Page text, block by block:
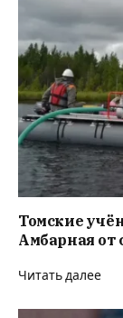
Томские
Амбарная от
Читать далее